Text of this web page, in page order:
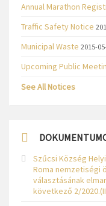
Annual Marathon
Traffic Safety Notice
Municipal Waste 2015-
Upcoming Public
See All Notices
Szűcsi Község
Roma nemzetiségi
választásának
következő 2/